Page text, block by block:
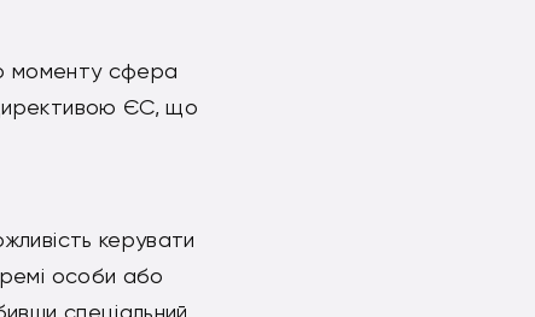
моменту сфера
ЄС, що
керувати
особи або